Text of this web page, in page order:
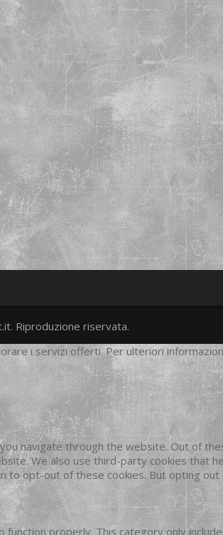
twittergoogleplus
facebook
Riproduzione riservata.
i servizi offerti. Per ulteriori
navigate through the website. Out of
We also use third-party cookies that
to opt-out of these cookies. But opting
properly. This category only